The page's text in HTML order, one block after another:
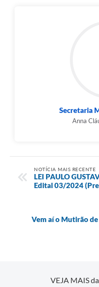
Secretaria
Anna
NOTÍCIA MAIS RECENTE
LEI PAULO
Edital 03/2024
Vem aí o Mutirão
VEJA MAIS